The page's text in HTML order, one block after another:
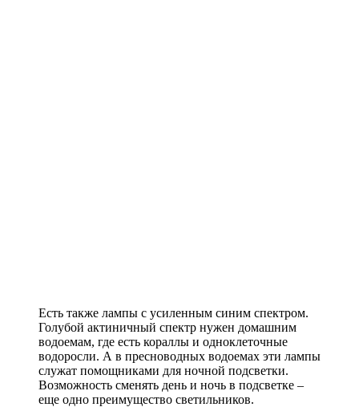
Есть также лампы с усиленным синим спектром.
Голубой актиничный спектр нужен домашним
водоемам, где есть кораллы и одноклеточные
водоросли. А в пресноводных водоемах эти лампы
служат помощниками для ночной подсветки.
Возможность сменять день и ночь в подсветке –
еще одно преимущество светильников.